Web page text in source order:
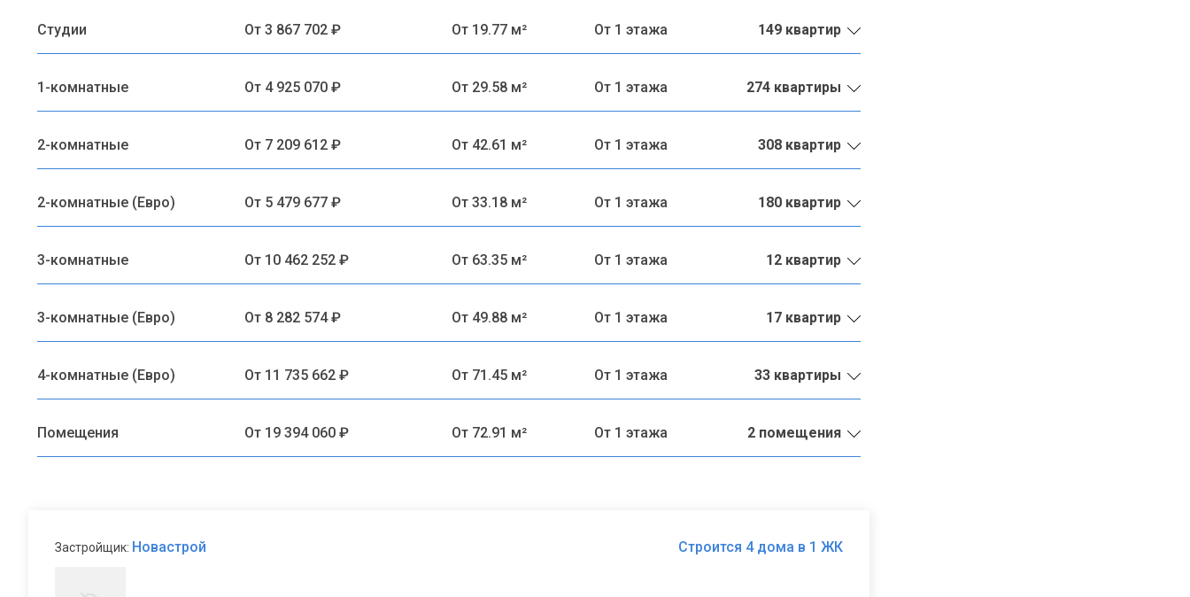
Студии От 3 867 702 ₽ От 19.77 м² От 1 этажа 149 квартир
1-комнатные От 4 925 070 ₽ От 29.58 м² От 1 этажа 274 квартиры
2-комнатные От 7 209 612 ₽ От 42.61 м² От 1 этажа 308 квартир
2-комнатные (Евро) От 5 479 677 ₽ От 33.18 м² От 1 этажа 180 квартир
3-комнатные От 10 462 252 ₽ От 63.35 м² От 1 этажа 12 квартир
3-комнатные (Евро) От 8 282 574 ₽ От 49.88 м² От 1 этажа 17 квартир
4-комнатные (Евро) От 11 735 662 ₽ От 71.45 м² От 1 этажа 33 квартиры
Помещения От 19 394 060 ₽ От 72.91 м² От 1 этажа 2 помещения
Застройщик: Новастрой Строится 4 дома в 1 ЖК